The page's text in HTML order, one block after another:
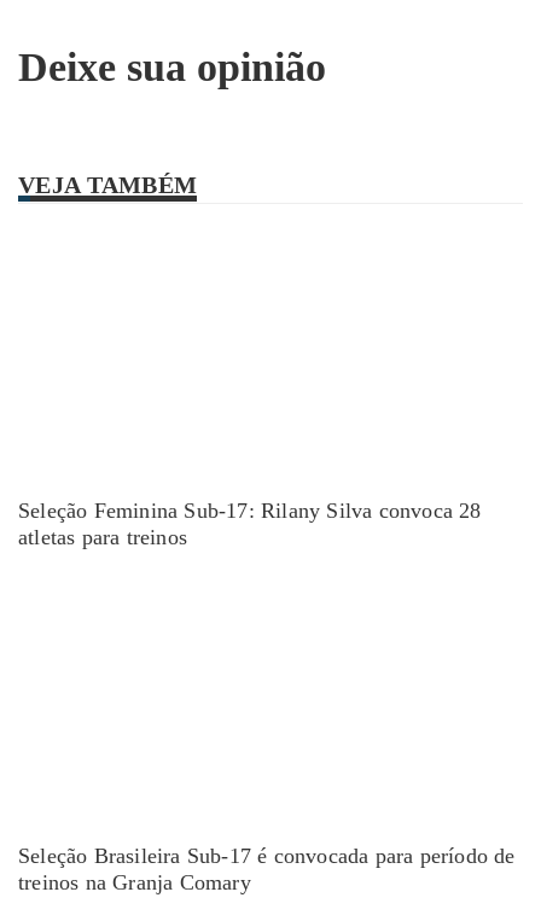
Deixe sua opinião
VEJA TAMBÉM
Seleção Feminina Sub-17: Rilany Silva convoca 28
atletas para treinos
Seleção Brasileira Sub-17 é convocada para período de
treinos na Granja Comary